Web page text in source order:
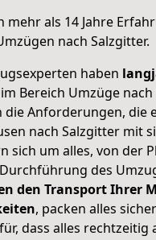
mehr als 14 Jahre
nach Salzgitter.
haben
im Bereich Umzüge
die Anforderungen, die
nach Salzgitter mit
sich um alles, von der
des
den Transport Ihrer
, packen alles
dass alles rechtzeitig